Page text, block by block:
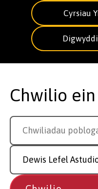
Cyrsiau
Chwilio ein
Search
a
course
Chwiliadau
Study
Level